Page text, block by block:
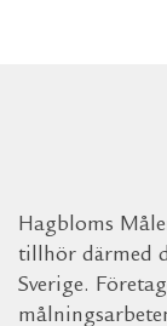
Hagbloms
tillhör därmed
Sverige.